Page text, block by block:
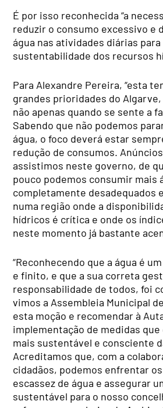
É por isso reconhecida “a
reduzir o consumo excessivo e
água nas atividades diárias
sustentabilidade dos recursos
Para Alexandre Pereira, “esta
grandes prioridades do Algarve,
não apenas quando se sente a
Sabendo que não podemos
água, o foco deverá estar
redução de consumos.
assistimos neste governo, de
pouco podemos consumir mais
completamente desadequados
numa região onde a
hídricos é crítica e onde os
neste momento já bastante
“Reconhecendo que a água é
e finito, e que a sua correta
responsabilidade de todos, foi
vimos a Assembleia Municipal
esta moção e recomendar à
implementação de medidas
mais sustentável e consciente
Acreditamos que, com a
cidadãos, podemos enfrentar
escassez de água e assegurar
sustentável para o nosso